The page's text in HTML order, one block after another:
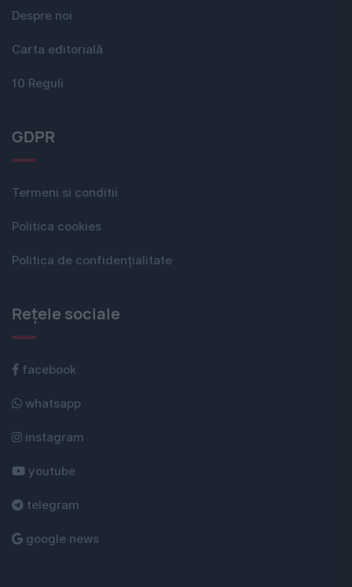
Despre noi
Carta editorială
10 Reguli
GDPR
Termeni si conditii
Politica cookies
Politica de confidențialitate
Rețele sociale
facebook
whatsapp
instagram
youtube
telegram
google news